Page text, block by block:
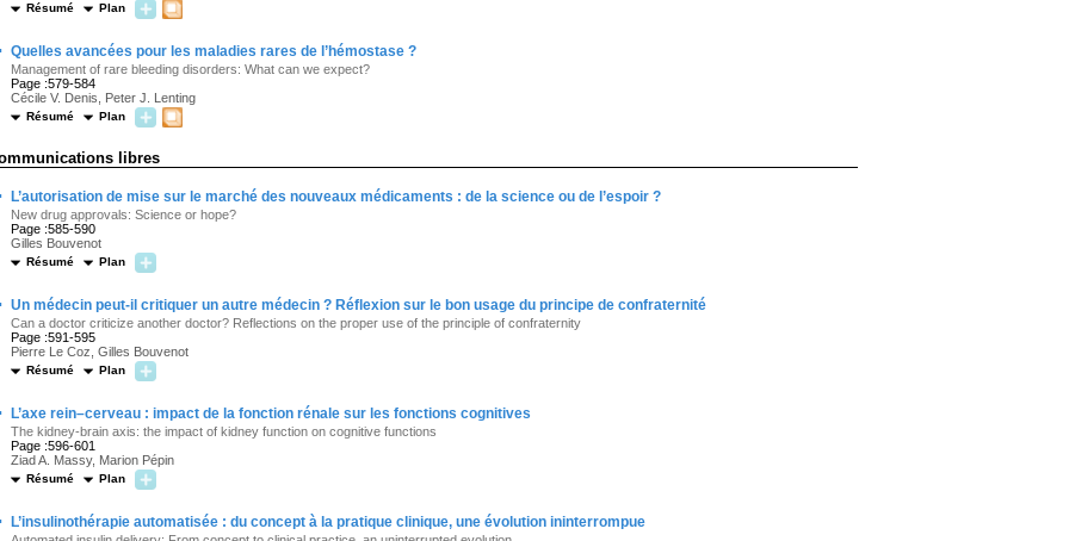
Résumé Plan
Quelles avancées pour les maladies rares de l’hémostase ?
Management of rare bleeding disorders: What can we expect?
Page :579-584
Cécile V. Denis, Peter J. Lenting
Résumé Plan
libres
L’autorisation de mise sur le marché des nouveaux médicaments : de la science ou de l’espoir ?
New drug approvals: Science or hope?
Page :585-590
Gilles Bouvenot
Résumé Plan
Un médecin peut-il critiquer un autre médecin ? Réflexion sur le bon usage du principe de confraternité
Can a doctor criticize another doctor? Reflections on the proper use of the principle of confraternity
Page :591-595
Pierre Le Coz, Gilles Bouvenot
Résumé Plan
L’axe rein–cerveau : impact de la fonction rénale sur les fonctions cognitives
The kidney-brain axis: the impact of kidney function on cognitive functions
Page :596-601
Ziad A. Massy, Marion Pépin
Résumé Plan
L’insulinothérapie automatisée : du concept à la pratique clinique, une évolution ininterrompue